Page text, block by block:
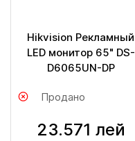
Hikvision Рекламный
LED монитор 65" DS-
D6065UN-DP
Продано
23.571 лей